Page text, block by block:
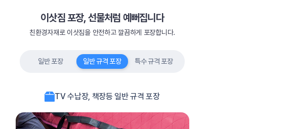
이삿짐 포장, 선물처럼 예뻐집니다
친환경자재로 이삿짐을 안전하고 깔끔하게 포장합니다.
일반 포장 일반 규격 포장 특수 규격 포장
TV 수납장, 책장등 일반 규격 포장